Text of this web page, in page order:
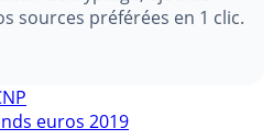
notre équipe face aux
décryptage, ajoutez
sources préférées en 1 clic.